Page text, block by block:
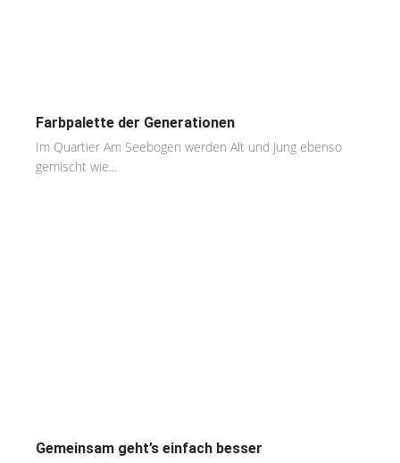
Farbpalette der Generationen
Im Quartier Am Seebogen werden Alt und Jung ebenso
gemischt wie...
Gemeinsam geht’s einfach besser